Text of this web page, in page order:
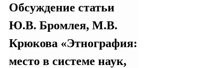
Обсуждение статьи
Ю.В. Бромлея, М.В.
Крюкова «Этнография:
место в системе наук,